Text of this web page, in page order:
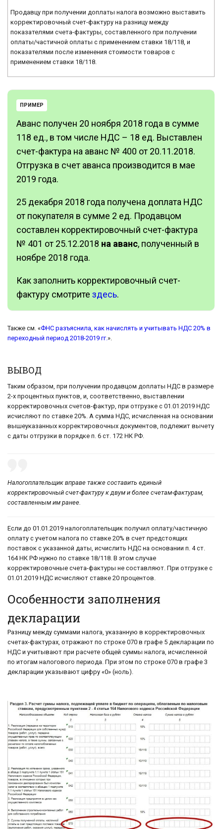
Продавцу при получении доплаты налога возможно выставить
корректировочный счет-фактуру на разницу между
показателями счета-фактуры, составленного при получении
оплаты/частичной оплаты с применением ставки 18/118, и
показателями после изменения стоимости товаров с
применением ставки 18/118.
ПРИМЕР
Аванс получен 20 ноября 2018 года в сумме
118 ед., в том числе НДС – 18 ед. Выставлен
счет-фактура на аванс № 400 от 20.11.2018.
Отгрузка в счет аванса производится в мае
2019 года.
25 декабря 2018 года получена доплата НДС
от покупателя в сумме 2 ед. Продавцом
составлен корректировочный счет-фактура
№ 401 от 25.12.2018 на аванс, полученный в
ноябре 2018 года.
Как заполнить корректировочный счет-
фактуру смотрите здесь.
Также см. «ФНС разъяснила, как начислять и учитывать НДС 20% в
переходный период 2018-2019 гг.».
ВЫВОД
Таким образом, при получении продавцом доплаты НДС в размере
2-х процентных пунктов, и, соответственно, выставлении
корректировочных счетов-фактур, при отгрузке с 01.01.2019 НДС
исчисляют по ставке 20%. А сумма НДС, исчисленная на основании
вышеуказанных корректировочных документов, подлежит вычету
с даты отгрузки в порядке п. 6 ст. 172 НК РФ.
Налогоплательщик вправе также составить единый
корректировочный счет-фактуру к двум и более счетам-фактурам,
составленным им ранее.
Если до 01.01.2019 налогоплательщик получил оплату/частичную
оплату с учетом налога по ставке 20% в счет предстоящих
поставок с указанной даты, исчислить НДС на основании п. 4 ст.
164 НК РФ нужно по ставке 18/118. В этом случае
корректировочные счета-фактуры не составляют. При отгрузке с
01.01.2019 НДС исчисляют ставке 20 процентов.
Особенности заполнения
декларации
Разницу между суммами налога, указанную в корректировочных
счетах-фактурах, отражают по строке 070 в графе 5 декларации по
НДС и учитывают при расчете общей суммы налога, исчисленной
по итогам налогового периода. При этом по строке 070 в графе 3
декларации указывают цифру «0» (ноль).